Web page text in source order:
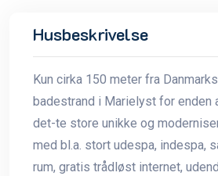
Husbeskrivelse
Kun cirka 150 meter fra
badestrand i Marielyst for enden
det-te store unikke og
med bl.a. stort udespa, indespa,
rum, gratis trådløst internet,